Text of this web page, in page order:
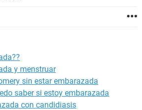
y menstruar
sin estar embarazada
saber si estoy embarazada
con candidiasis